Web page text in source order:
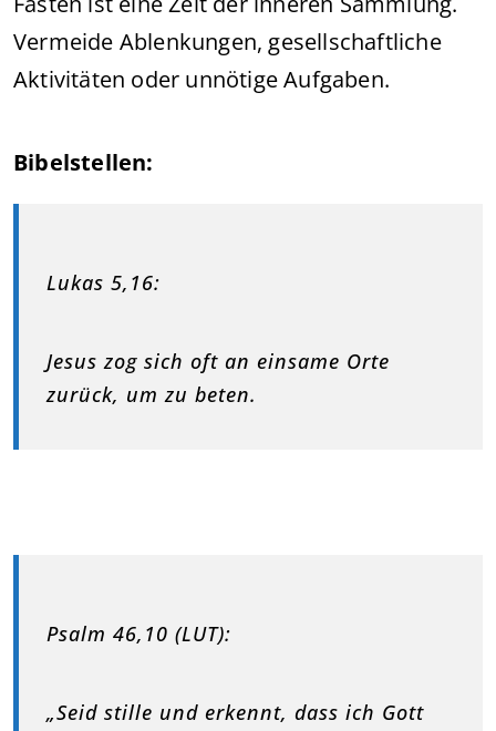
Vermeide Ablenkungen, gesellschaftliche
Aktivitäten oder unnötige Aufgaben.
Bibelstellen:
Lukas 5,16:
Jesus zog sich oft an einsame Orte
zurück, um zu beten.
Psalm 46,10 (LUT):
„Seid stille und erkennt, dass ich Gott